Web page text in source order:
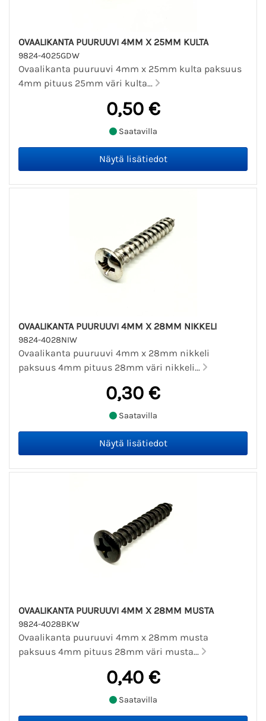
OVAALIKANTA PUURUUVI 4MM X 25MM KULTA
9824-4025GDW
Ovaalikanta puuruuvi 4mm x 25mm kulta paksuus
4mm pituus 25mm väri kulta...
0,50 €
Saatavilla
OVAALIKANTA PUURUUVI 4MM X 28MM NIKKELI
9824-4028NIW
Ovaalikanta puuruuvi 4mm x 28mm nikkeli
paksuus 4mm pituus 28mm väri nikkeli...
0,30 €
Saatavilla
OVAALIKANTA PUURUUVI 4MM X 28MM MUSTA
9824-4028BKW
Ovaalikanta puuruuvi 4mm x 28mm musta
paksuus 4mm pituus 28mm väri musta...
0,40 €
Saatavilla